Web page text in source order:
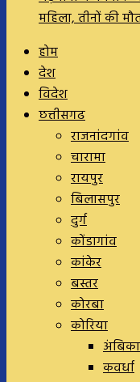
महिला, तीनों की
होम
देश
विदेश
छत्तीसगढ
राजनांदगांव
चारामा
रायपुर
बिलासपुर
दुर्ग
कोंडागांव
कांकेर
बस्तर
कोरबा
कोरिया
कवर्धा